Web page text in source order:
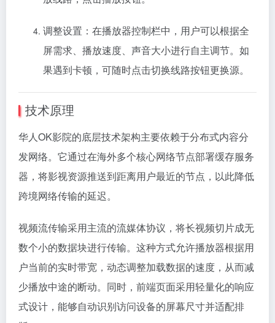
调整设置：在播放器控制栏中，用户可以根据全
屏需求、播放速度、声音大小进行自主调节。如
果遇到卡顿，可随时点击切换线路按钮更换源。
技术原理
华人OK影院的底层技术架构主要依赖于分布式内容分
发网络。它通过在海外多个核心网络节点部署缓存服务
器，将影视资源推送到距离用户最近的节点，以此降低
跨境网络传输的延迟。
视频流传输采用主流的流媒体协议，将长视频切片成无
数个小的数据块进行传输。这种方式允许播放器根据用
户当前的实时带宽，动态调整加载数据的速度，从而减
少播放中途的断动。同时，前端页面采用轻量化的响应
式设计，能够自动识别访问设备的屏幕尺寸并适配排